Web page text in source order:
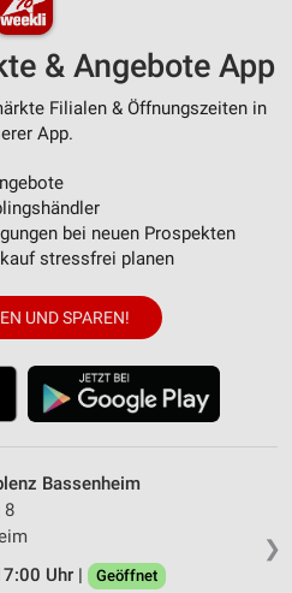
& Angebote App
Filialen & Öffnungszeiten in
App.
bei neuen Prospekten
stressfrei planen
UND SPAREN!
❯
Bassenheim
8
Uhr |
Geöffnet